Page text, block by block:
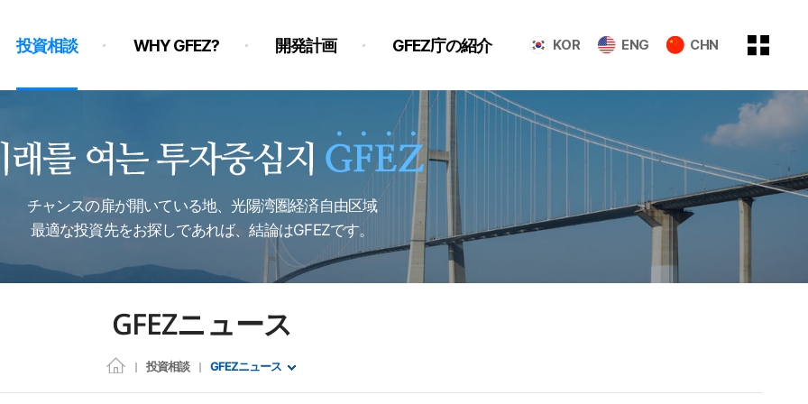
KOR ENG CHN
投資相談 WHY GFEZ? 開発計画 GFEZ庁の紹介
チャンスの扉が開いている地、光陽湾圏経済自由区域
最適な投資先をお探しであれば、結論はGFEZです。
GFEZニュース
投資相談 GFEZニュース